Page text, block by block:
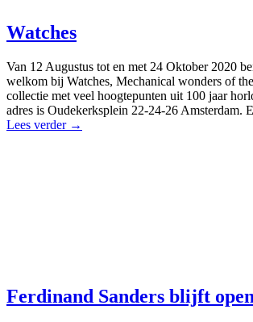
Watches
Van 12 Augustus tot en met 24 Oktober 2020
welkom bij Watches, Mechanical wonders of
collectie met veel hoogtepunten uit 100 jaar
adres is Oudekerksplein 22-24-26 Amsterdam.
Lees verder →
Ferdinand Sanders blijft